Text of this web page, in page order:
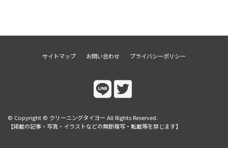
サイトマップ お問い合わせ プライバシーポリシー
© Copyright © クリーニングタイヨー All Rights Reserved.
【掲載の記事・写真・イラストなどの無断複写・転載等を禁じます】